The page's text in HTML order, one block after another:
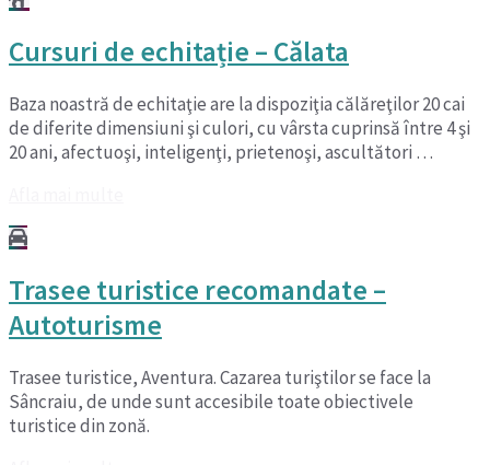
Cursuri de echitație – Călata
Baza noastră de echitaţie are la dispoziţia călăreţilor 20 cai
de diferite dimensiuni şi culori, cu vârsta cuprinsă între 4 şi
20 ani, afectuoşi, inteligenţi, prietenoşi, ascultători …
Trasee turistice recomandate –
Autoturisme
Trasee turistice, Aventura. Cazarea turiştilor se face la
Sâncraiu, de unde sunt accesibile toate obiectivele
turistice din zonă.